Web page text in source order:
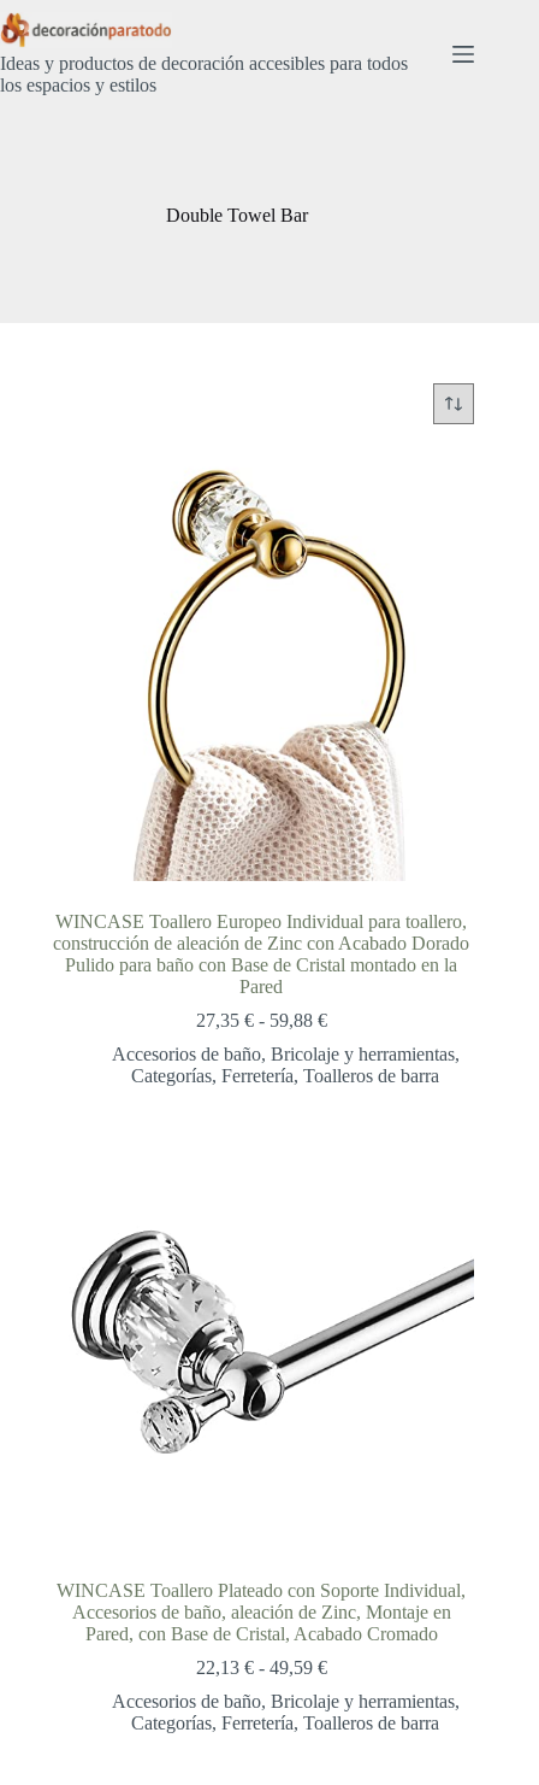
Saltar
al
contenido
Ideas y productos de decoración accesibles para todos
los espacios y estilos
Double Towel Bar
WINCASE Toallero Europeo Individual para toallero,
construcción de aleación de Zinc con Acabado Dorado
Pulido para baño con Base de Cristal montado en la
Pared
27,35 € - 59,88 €Rango
precios:
desde
Accesorios de baño, Bricolaje y herramientas,
Categorías,Ferretería,Toalleros de barra
WINCASE Toallero Plateado con Soporte Individual,
Accesorios de baño, aleación de Zinc, Montaje en
Pared, con Base de Cristal, Acabado Cromado
22,13 € - 49,59 €Rango
precios:
desde
Accesorios de baño, Bricolaje y herramientas,
Categorías,Ferretería,Toalleros de barra